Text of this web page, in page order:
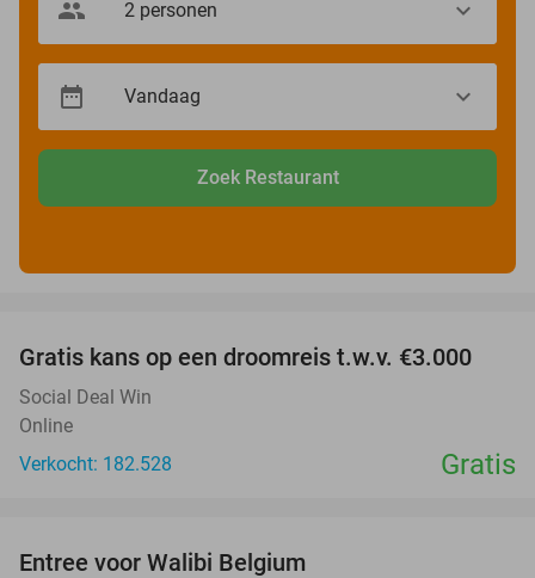
Zoek Restaurant
Gratis kans op een droomreis t.w.v. €3.000
Social Deal Win
Online
Verkocht: 182.528
Gratis
Entree voor Walibi Belgium